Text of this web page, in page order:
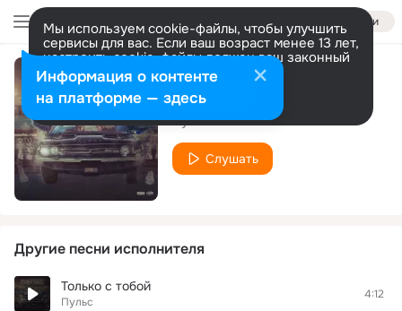
Войти
Мы используем cookie-файлы, чтобы улучшить
сервисы для вас. Если ваш возраст менее 13 лет,
настроить cookie-файлы должен ваш законный
представитель. Больше информации
Разрешить все Настроить
Беги
Пульс
Слушать
Другие песни исполнителя
Только с тобой
Пульс
4:12
Информация о контенте
на платформе — здесь